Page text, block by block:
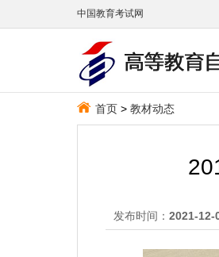
中国教育考试网
首页 > 教材动态
发布时间： 2021-12-